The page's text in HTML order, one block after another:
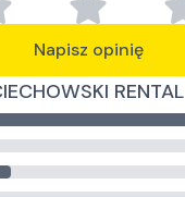
Napisz opinię
RENTAL